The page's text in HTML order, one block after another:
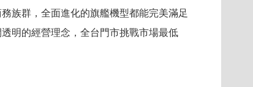
族群，全面進化的旗艦機型都能完美滿足
明的經營理念，全台門市挑戰市場最低